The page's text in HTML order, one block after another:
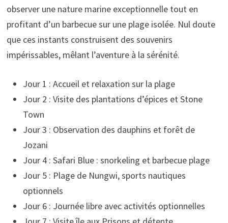
observer une nature marine exceptionnelle tout en
profitant d’un barbecue sur une plage isolée. Nul doute
que ces instants construisent des souvenirs
impérissables, mêlant l’aventure à la sérénité.
Jour 1 : Accueil et relaxation sur la plage
Jour 2 : Visite des plantations d’épices et Stone
Town
Jour 3 : Observation des dauphins et forêt de
Jozani
Jour 4 : Safari Blue : snorkeling et barbecue plage
Jour 5 : Plage de Nungwi, sports nautiques
optionnels
Jour 6 : Journée libre avec activités optionnelles